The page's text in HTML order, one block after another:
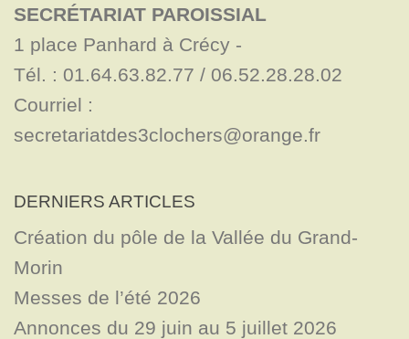
SECRÉTARIAT PAROISSIAL
1 place Panhard à Crécy -
Tél. : 01.64.63.82.77 / 06.52.28.28.02
Courriel :
secretariatdes3clochers@orange.fr
DERNIERS ARTICLES
Création du pôle de la Vallée du Grand-
Morin
Messes de l’été 2026
Annonces du 29 juin au 5 juillet 2026